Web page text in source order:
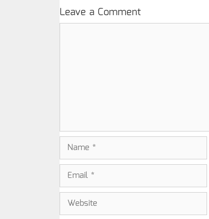
Leave a Comment
Name
Email
Website